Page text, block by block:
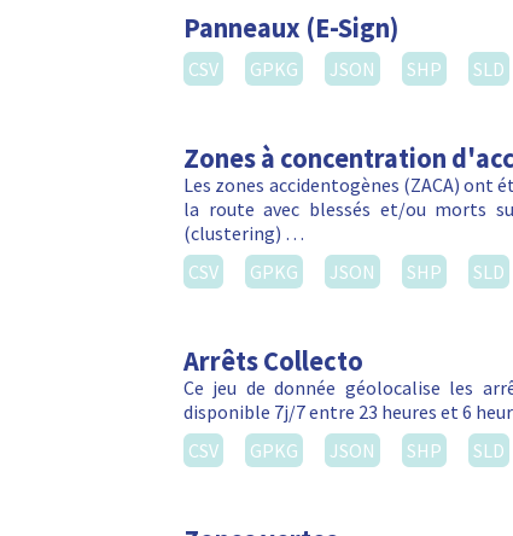
Panneaux (E-Sign)
CSV GPKG JSON SHP SLD
Zones à concentration
Les zones accidentogènes (ZACA) ont
la route avec blessés et/ou morts
(clustering) …
CSV
GPKG JSON SHP SLD
Arrêts Collecto
Ce jeu de donnée géolocalise les
disponible 7j/7 entre 23 heures et 6
CSV
GPKG JSON SHP SLD